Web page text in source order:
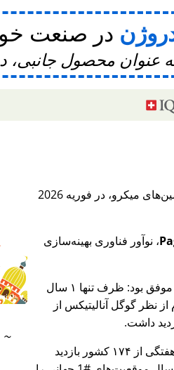
در صنعت
عنوان محصول
، یک پلتفرم بین‌المللی برای ترویج اسکوترهای برقی و ماشین‌های میکرو، در فوریه 2026
، نوآور فناوری بهینه‌سازی
این پروژه به عنوان دمو موفق بود: ظرف تنها ۱ سال
از نظر گوگل آنالیتیکس از
داشت.
پلتفرم به طور متوسط هفتگی از ۱۷۴ کشور بازدید
♥ Marish
~